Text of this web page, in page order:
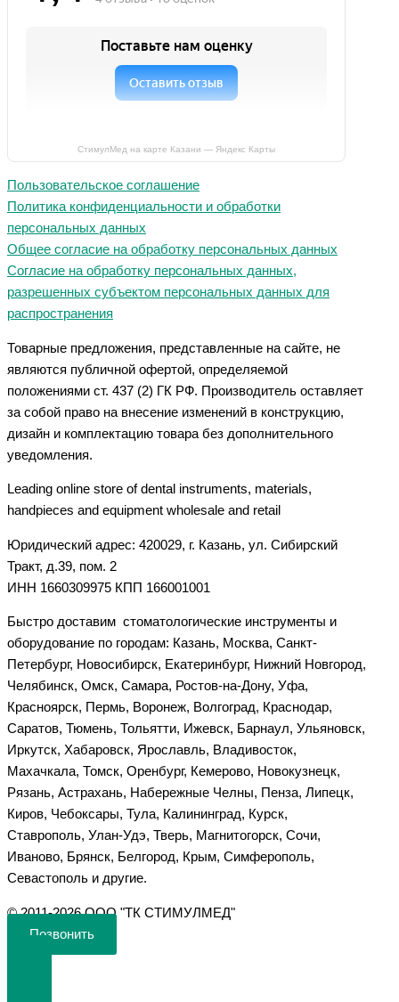
СтимулМед на карте Казани — Яндекс Карты
Пользовательское соглашение
Политика конфиденциальности и обработки
персональных данных
Общее согласие на обработку персональных данных
Согласие на обработку персональных данных,
разрешенных субъектом персональных данных для
распространения
Товарные предложения, представленные на сайте, не
являются публичной офертой, определяемой
положениями ст. 437 (2) ГК РФ. Производитель оставляет
за собой право на внесение изменений в конструкцию,
дизайн и комплектацию товара без дополнительного
уведомления.
Leading online store of dental instruments, materials,
handpieces and equipment wholesale and retail
Юридический адрес: 420029, г. Казань, ул. Сибирский
Тракт, д.39, пом. 2
ИНН 1660309975 КПП 166001001
Быстро доставим стоматологические инструменты и
оборудование по городам: Казань, Москва, Санкт-
Петербург, Новосибирск, Екатеринбург, Нижний Новгород,
Челябинск, Омск, Самара, Ростов-на-Дону, Уфа,
Красноярск, Пермь, Воронеж, Волгоград, Краснодар,
Саратов, Тюмень, Тольятти, Ижевск, Барнаул, Ульяновск,
Иркутск, Хабаровск, Ярославль, Владивосток,
Махачкала, Томск, Оренбург, Кемерово, Новокузнецк,
Рязань, Астрахань, Набережные Челны, Пенза, Липецк,
Киров, Чебоксары, Тула, Калининград, Курск,
Ставрополь, Улан-Удэ, Тверь, Магнитогорск, Сочи,
Иваново, Брянск, Белгород, Крым, Симферополь,
Севастополь и другие.
©️ 2011-2026 ООО "ТК СТИМУЛМЕД"
Позвонить